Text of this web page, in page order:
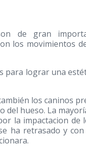
de gran
los movimientos
para lograr una
los caninos
hueso. La
la impactacion de
ha retrasado y